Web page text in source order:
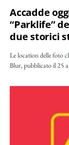
Accadde
“Parklife”
due storici
Le location delle foto
Blur, pubblicato il 25